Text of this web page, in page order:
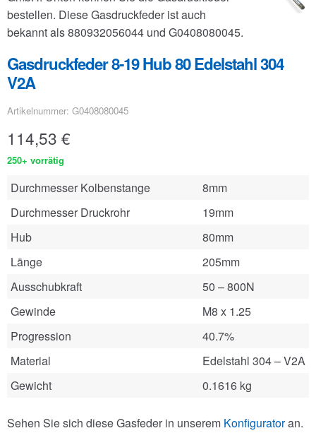
bestellen. Diese Gasdruckfeder ist auch
bekannt als 880932056044 und G0408080045.
Gasdruckfeder 8-19 Hub 80 Edelstahl 304
V2A
Artikelnummer: G0408080045
114,53 €
250+ vorrätig
Durchmesser Kolbenstange
8mm
Durchmesser Druckrohr
19mm
Hub
80mm
Länge
205mm
Ausschubkraft
50 – 800N
Gewinde
M8 x 1.25
Progression
40.7%
Material
Edelstahl 304 – V2A
Gewicht
0.1616 kg
Sehen Sie sich diese Gasfeder in unserem Konfiguratoran.